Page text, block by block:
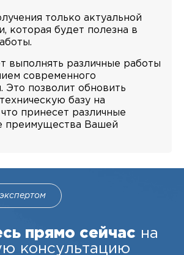
только актуальной
которая будет полезна в
выполнять различные работы
современного
Это позволит обновить
базу на
принесет различные
преимущества Вашей
прямо сейчас на
консультацию